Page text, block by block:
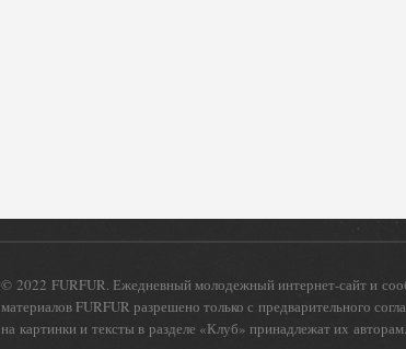
© 2022 FURFUR. Ежедневный молодежный интернет-сайт и
материалов FURFUR разрешено только с предварительного
на картинки и тексты в разделе «Клуб» принадлежат их авторам.